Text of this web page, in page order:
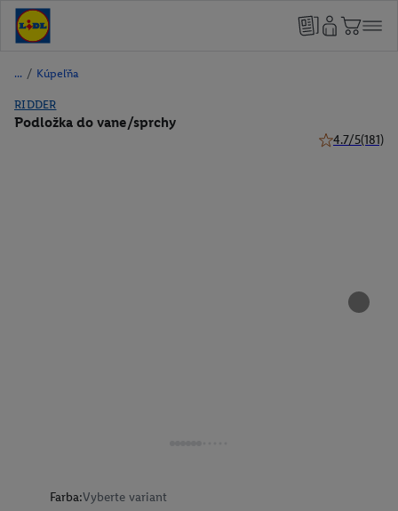
/ Kúpeľňa
RIDDER
Podložka do vane/sprchy
4.7/5(181)
Farba:Vyberte variant